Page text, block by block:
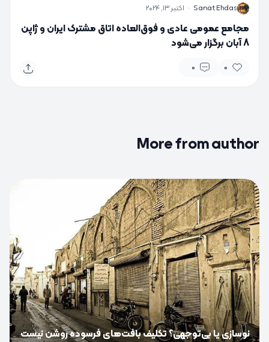
S
Sanat Ehdas
· اکتبر 13, 2024
مجامع عمومی عادی و فوق‌العاده اتاق مشترک ایران و ژاپن
8 آبان برگزار می‌شود
0
0
More from author
0
نوسازی یا بی‌توجهی؟ تکلیف بافت‌های فرسوده روشن نیست